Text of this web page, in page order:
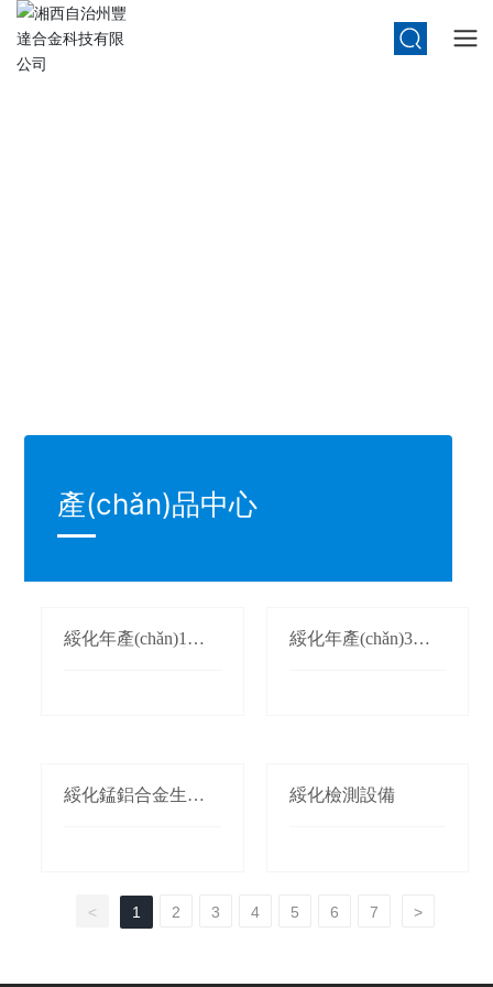
產(chǎn)品中心
綏化年產(chǎn)1萬
綏化年產(chǎn)3萬
綏化錳鋁合金生產(c
綏化檢測設備
< 1 2 3 4 5 6 7 >